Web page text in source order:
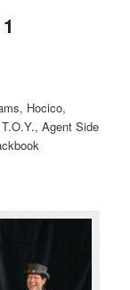
Hocico,
Agent Side